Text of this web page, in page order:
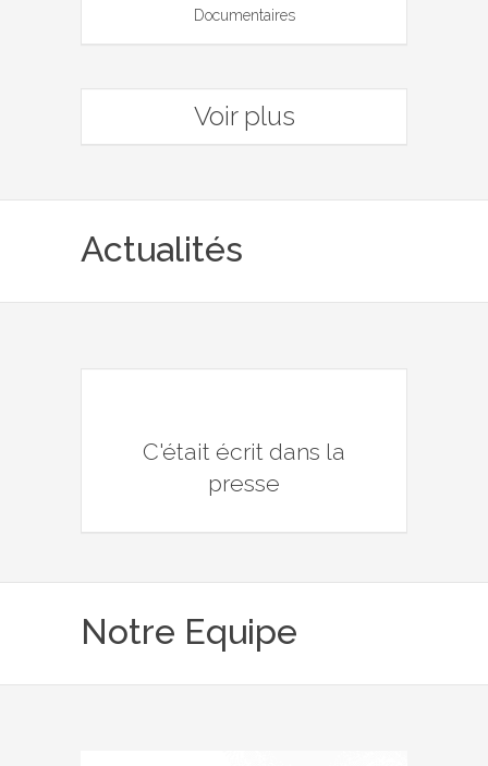
Documentaires
Voir plus
Actualités
C'était écrit dans la
presse
Notre Equipe